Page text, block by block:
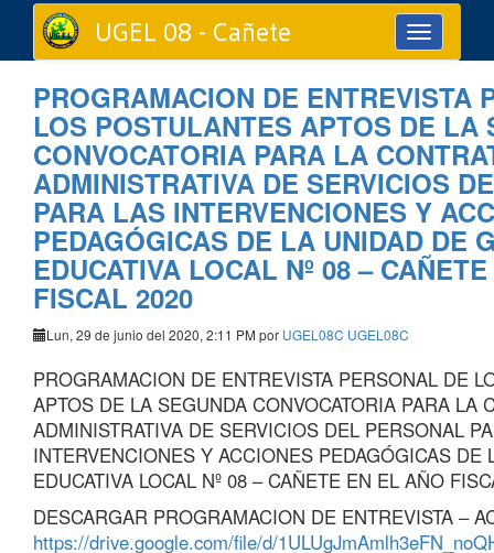
Toggle
navigation
UGEL 08 - Cañete
PROGRAMACION DE ENTREVISTA
LOS POSTULANTES APTOS DE LA
CONVOCATORIA PARA LA
ADMINISTRATIVA DE SERVICIOS
PARA LAS INTERVENCIONES Y
PEDAGÓGICAS DE LA UNIDAD DE
EDUCATIVA LOCAL Nº 08 –
FISCAL 2020
Lun, 29 de junio del 2020, 2:11 PM por UGEL08C UGEL08C
PROGRAMACION DE ENTREVISTA PERSONAL DE
APTOS DE LA SEGUNDA CONVOCATORIA PARA LA
ADMINISTRATIVA DE SERVICIOS DEL PERSONAL
INTERVENCIONES Y ACCIONES PEDAGÓGICAS DE
EDUCATIVA LOCAL Nº 08 – CAÑETE EN EL AÑO
DESCARGAR PROGRAMACION DE ENTREVISTA –
https://drive.google.com/file/d/